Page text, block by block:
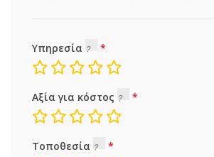
Υπηρεσία
Αξία για κόστος
Τοποθεσία